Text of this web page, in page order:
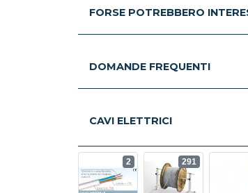
FORSE POTREBBERO
DOMANDE FREQUENTI
CAVI ELETTRICI
2 291